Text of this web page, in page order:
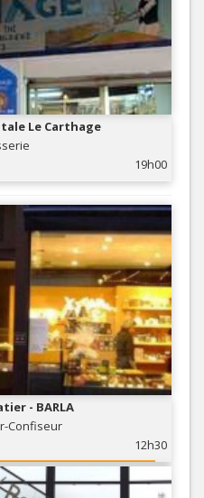
Le Carthage
19h00
- BARLA
Confiseur
12h30